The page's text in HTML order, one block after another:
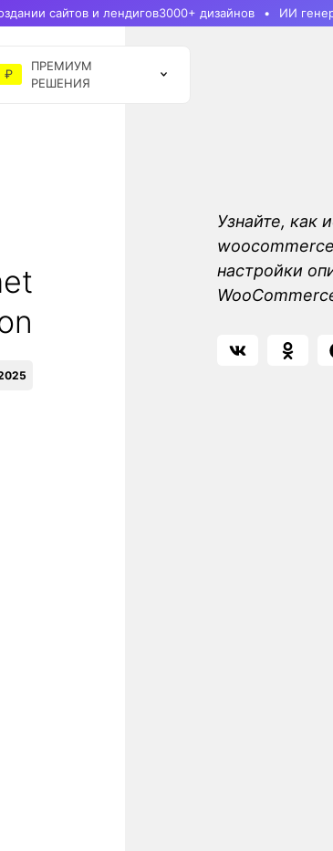
сайтов и лендигов3000+ дизайнов ИИ
₽
ПРЕМИУМ
РЕШЕНИЯ
Узнайте, как
настройки